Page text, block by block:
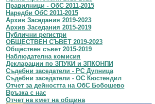
Правилници - ОбС 2011-2015
Наредби ОбС 2011-2015
Архив Заседания 2019-2023
Архив Заседания 2015-2019
Публични регистри
ОБЩЕСТВЕН СЪВЕТ 2019-2023
Обществен съвет 2015-2019
Наблюдателна комисия
Декларации по ЗПУКИ и ЗПКОНПИ
Съдебни заседатели - РС Дупница
Съдебни заседатели - ОС Кюстендил
Отчет за дейността на ОбС Бобошево
Връзка с нас
Отчет на кмет на община